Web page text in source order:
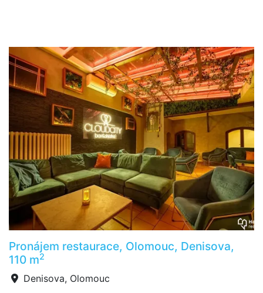
Pronájem restaurace, Olomouc, Denisova,
110 m2
Denisova, Olomouc